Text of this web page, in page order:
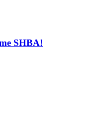
SHBA!